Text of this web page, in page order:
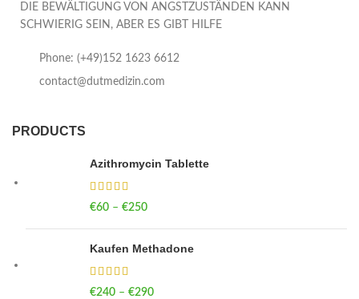
DIE BEWÄLTIGUNG VON ANGSTZUSTÄNDEN KANN
SCHWIERIG SEIN, ABER ES GIBT HILFE
Phone: (+49)152 1623 6612
contact@dutmedizin.com
PRODUCTS
Azithromycin Tablette
€60 – €250
Kaufen Methadone
€240 – €290